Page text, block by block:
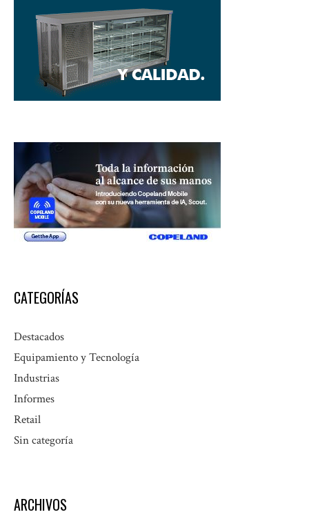
CATEGORÍAS
Destacados
Equipamiento y Tecnología
Industrias
Informes
Retail
Sin categoría
ARCHIVOS